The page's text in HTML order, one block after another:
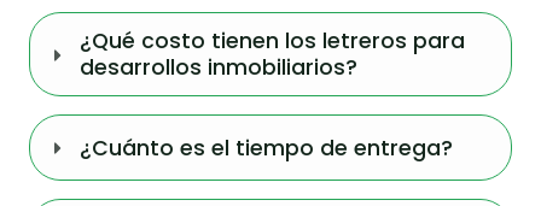
¿Qué costo tienen los letreros para
desarrollos inmobiliarios?
¿Cuánto es el tiempo de entrega?